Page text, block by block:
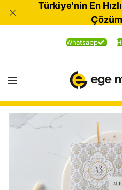
Whatsapp
Türkiye'nin En